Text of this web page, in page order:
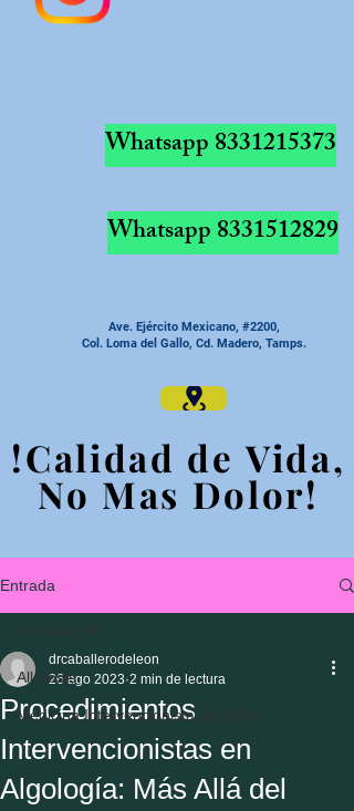
Whatsapp8331215373
Whatsapp8331512829
Ave. Ejército Mexicano, #2200,
Col. Loma del Gallo, Cd. Madero, Tamps.
!Calidad de Vida,
No Mas Dolor!
!Calidad de Vida,
No Mas Dolor!
Entrada
All Posts
Medicina Intervencionista del Dolor
All Posts
Procedimientos
Intervencionistas en
Algología: Más Allá del
drcaballerodeleon
26 ago 2023 2 min de lectura